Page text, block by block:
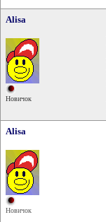
Alisa
Новичок
Alisa
Новичок